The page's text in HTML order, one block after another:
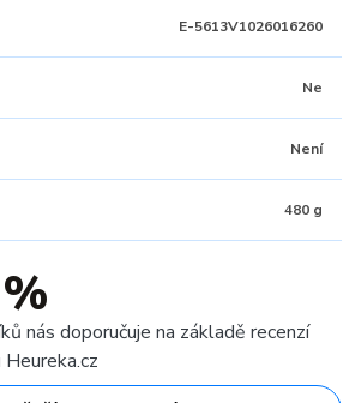
E-5613V1026016260
Ne
Není
480 g
nás doporučuje na základě recenzí